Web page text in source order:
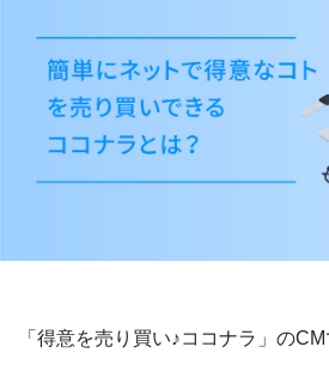
「得意を売り買い♪ココナラ」の